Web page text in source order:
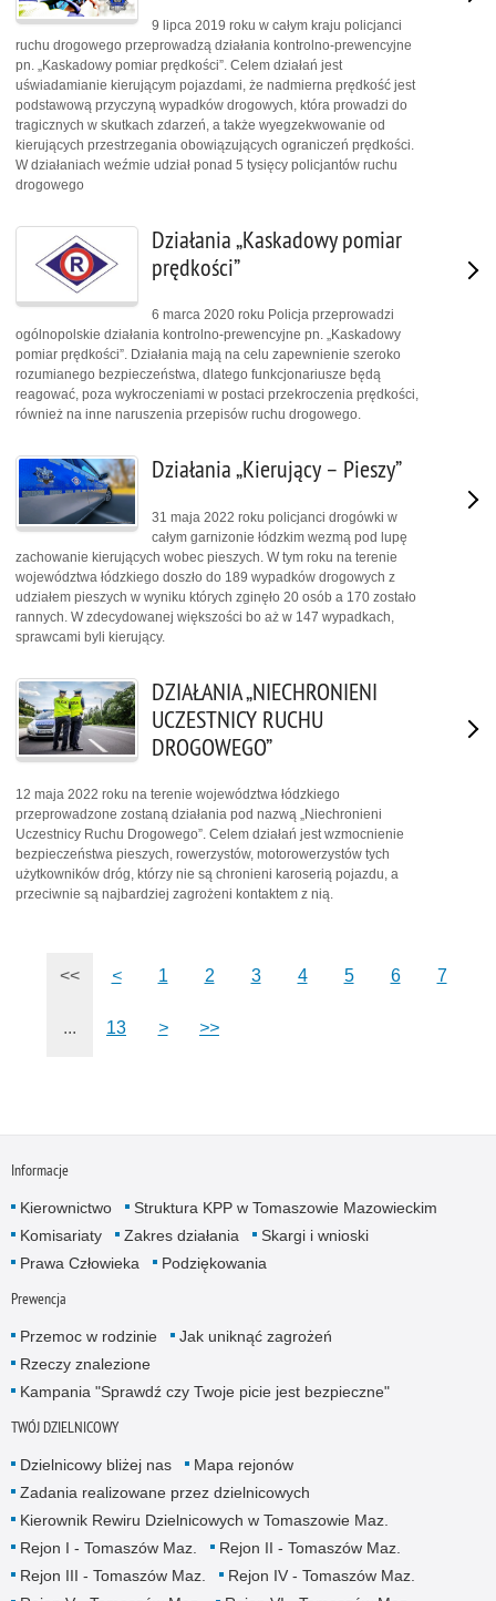
9 lipca 2019 roku w całym kraju policjanci
ruchu drogowego przeprowadzą działania kontrolno-prewencyjne
pn. „Kaskadowy pomiar prędkości”. Celem działań jest
uświadamianie kierującym pojazdami, że nadmierna prędkość jest
podstawową przyczyną wypadków drogowych, która prowadzi do
tragicznych w skutkach zdarzeń, a także wyegzekwowanie od
kierujących przestrzegania obowiązujących ograniczeń prędkości.
W działaniach weźmie udział ponad 5 tysięcy policjantów ruchu
drogowego
Działania „Kaskadowy pomiar
prędkości”
6 marca 2020 roku Policja przeprowadzi
ogólnopolskie działania kontrolno-prewencyjne pn. „Kaskadowy
pomiar prędkości”. Działania mają na celu zapewnienie szeroko
rozumianego bezpieczeństwa, dlatego funkcjonariusze będą
reagować, poza wykroczeniami w postaci przekroczenia prędkości,
również na inne naruszenia przepisów ruchu drogowego.
Działania „Kierujący – Pieszy”
31 maja 2022 roku policjanci drogówki w
całym garnizonie łódzkim wezmą pod lupę
zachowanie kierujących wobec pieszych. W tym roku na terenie
województwa łódzkiego doszło do 189 wypadków drogowych z
udziałem pieszych w wyniku których zginęło 20 osób a 170 zostało
rannych. W zdecydowanej większości bo aż w 147 wypadkach,
sprawcami byli kierujący.
DZIAŁANIA „NIECHRONIENI
UCZESTNICY RUCHU
DROGOWEGO”
12 maja 2022 roku na terenie województwa łódzkiego
przeprowadzone zostaną działania pod nazwą „Niechronieni
Uczestnicy Ruchu Drogowego”. Celem działań jest wzmocnienie
bezpieczeństwa pieszych, rowerzystów, motorowerzystów tych
użytkowników dróg, którzy nie są chronieni karoserią pojazdu, a
przeciwnie są najbardziej zagrożeni kontaktem z nią.
<< < 1 2 3 4 5 6 7
... 13 > >>
Informacje
Kierownictwo
Struktura KPP w Tomaszowie Mazowieckim
Komisariaty
Zakres działania
Skargi i wnioski
Prawa Człowieka
Podziękowania
Prewencja
Przemoc w rodzinie
Jak uniknąć zagrożeń
Rzeczy znalezione
Kampania "Sprawdź czy Twoje picie jest bezpieczne"
TWÓJ DZIELNICOWY
Dzielnicowy bliżej nas
Mapa rejonów
Zadania realizowane przez dzielnicowych
Kierownik Rewiru Dzielnicowych w Tomaszowie Maz.
Rejon I - Tomaszów Maz.
Rejon II - Tomaszów Maz.
Rejon III - Tomaszów Maz.
Rejon IV - Tomaszów Maz.